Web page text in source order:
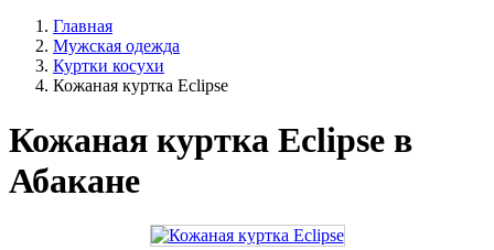
Главная
Мужская одежда
Куртки косухи
Кожаная куртка Eclipse
Кожаная куртка Eclipse в
Абакане